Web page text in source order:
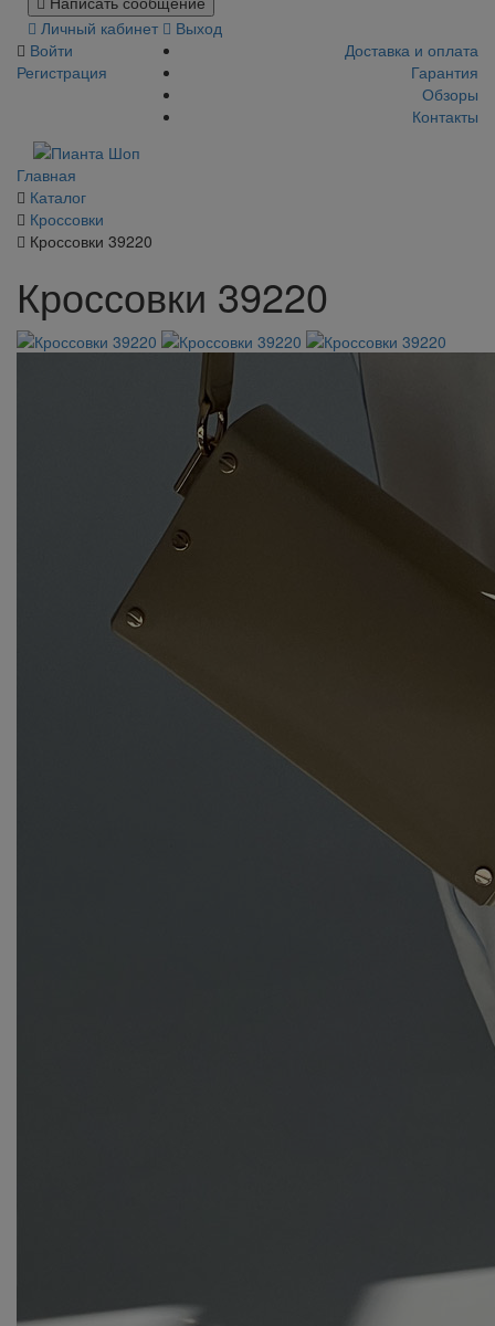
Личный кабинет
Выход
Войти
Регистрация
Доставка и оплата
Гарантия
Обзоры
Контакты
Главная
Каталог
Кроссовки
Кроссовки 39220
Кроссовки 39220